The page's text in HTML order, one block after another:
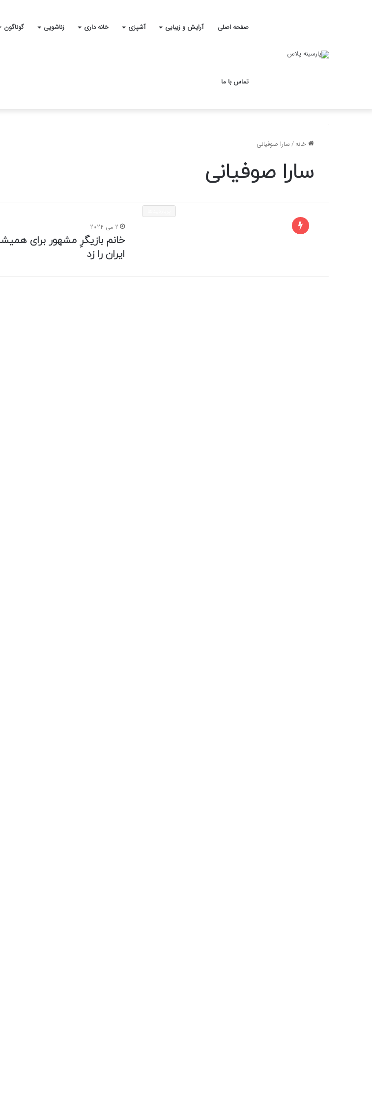
صفحه اصلی آرایش و زیبایی آشپزی خانه داری زناشویی گوناگون
تماس با ما
خانه/سارا صوفیانی
سارا صوفیانی
2 می 2024
خانم بازیگرِ مشهور برای
ایران را زد